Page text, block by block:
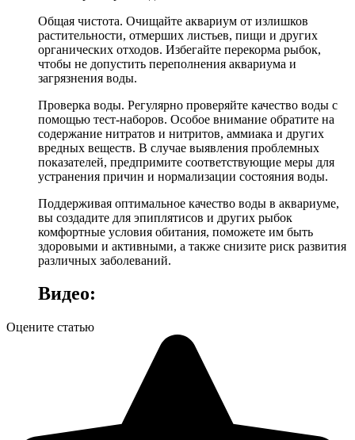
Общая чистота. Очищайте аквариум от излишков
растительности, отмерших листьев, пищи и других
органических отходов. Избегайте перекорма рыбок,
чтобы не допустить переполнения аквариума и
загрязнения воды.
Проверка воды. Регулярно проверяйте качество воды с
помощью тест-наборов. Особое внимание обратите на
содержание нитратов и нитритов, аммиака и других
вредных веществ. В случае выявления проблемных
показателей, предпримите соответствующие меры для
устранения причин и нормализации состояния воды.
Поддерживая оптимальное качество воды в аквариуме,
вы создадите для эпиплятисов и других рыбок
комфортные условия обитания, поможете им быть
здоровыми и активными, а также снизите риск развития
различных заболеваний.
Видео:
Оцените статью